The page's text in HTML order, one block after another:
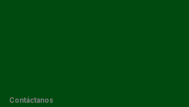
Contáctanos